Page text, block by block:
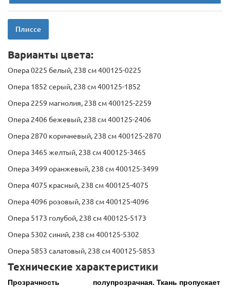
Плиссе
Варианты цвета:
Опера 0225 белый, 238 см 400125-0225
Опера 1852 серый, 238 см 400125-1852
Опера 2259 магнолия, 238 см 400125-2259
Опера 2406 бежевый, 238 см 400125-2406
Опера 2870 коричневый, 238 см 400125-2870
Опера 3465 желтый, 238 см 400125-3465
Опера 3499 оранжевый, 238 см 400125-3499
Опера 4075 красный, 238 см 400125-4075
Опера 4096 розовый, 238 см 400125-4096
Опера 5173 голубой, 238 см 400125-5173
Опера 5302 синий, 238 см 400125-5302
Опера 5853 салатовый, 238 см 400125-5853
Технические характеристики
Прозрачность
полупрозрачная. Ткань пропускает